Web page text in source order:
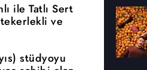
ile Tatlı Sert
ve
stüdyoyu